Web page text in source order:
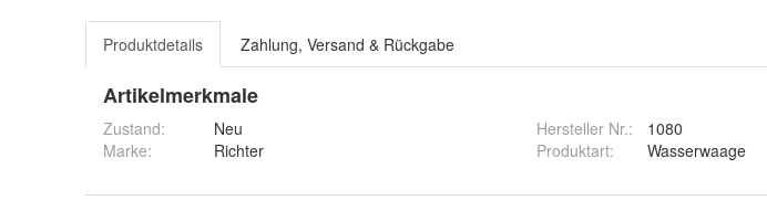
Produktdetails Zahlung, Versand & Rückgabe
Artikelmerkmale
Zustand:
Neu
Marke:
Richter
Hersteller Nr.:
1080
Produktart: Wasserwaage